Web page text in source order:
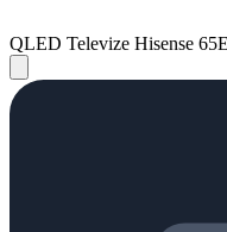
QLED Televize Hisense